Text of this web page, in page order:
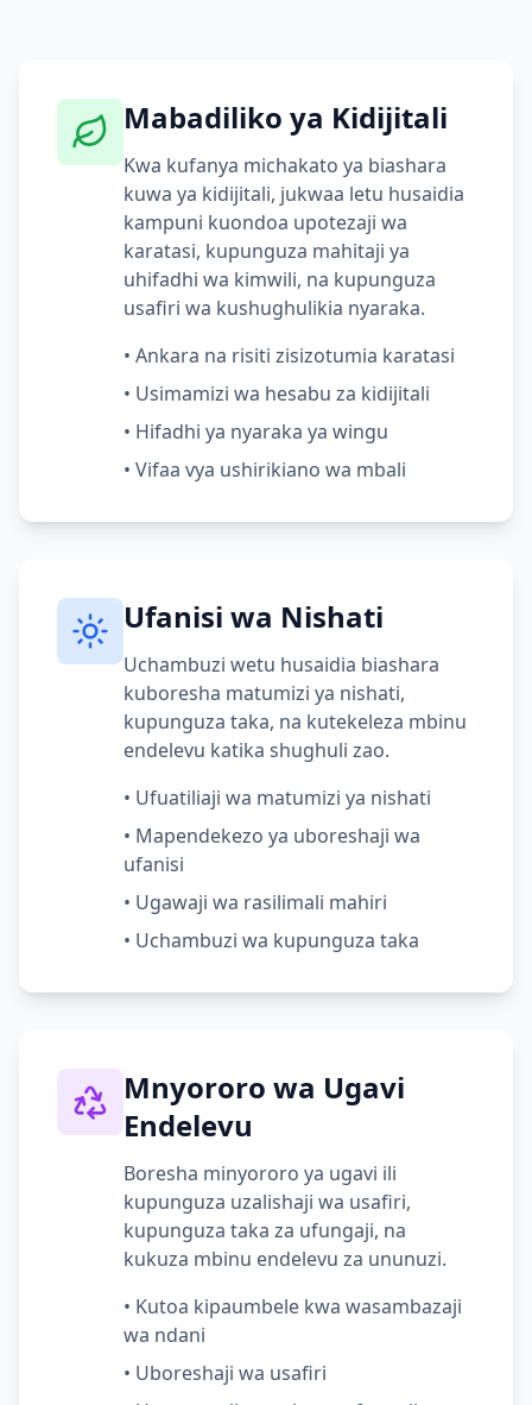
Mabadiliko ya Kidijitali
Kwa kufanya michakato ya biashara
kuwa ya kidijitali, jukwaa letu husaidia
kampuni kuondoa upotezaji wa
karatasi, kupunguza mahitaji ya
uhifadhi wa kimwili, na kupunguza
usafiri wa kushughulikia nyaraka.
• Ankara na risiti zisizotumia karatasi
• Usimamizi wa hesabu za kidijitali
• Hifadhi ya nyaraka ya wingu
• Vifaa vya ushirikiano wa mbali
Ufanisi wa Nishati
Uchambuzi wetu husaidia biashara
kuboresha matumizi ya nishati,
kupunguza taka, na kutekeleza mbinu
endelevu katika shughuli zao.
• Ufuatiliaji wa matumizi ya nishati
• Mapendekezo ya uboreshaji wa
ufanisi
• Ugawaji wa rasilimali mahiri
• Uchambuzi wa kupunguza taka
Mnyororo wa Ugavi
Endelevu
Boresha minyororo ya ugavi ili
kupunguza uzalishaji wa usafiri,
kupunguza taka za ufungaji, na
kukuza mbinu endelevu za ununuzi.
• Kutoa kipaumbele kwa wasambazaji
wa ndani
• Uboreshaji wa usafiri